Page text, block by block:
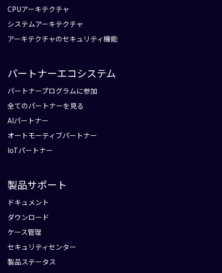
CPUアーキテクチャ
システムアーキテクチャ
アーキテクチャのセキュリティ機能
パートナーエコシステム
パートナープログラムに参加
全てのパートナーを見る
AIパートナー
オートモーティブパートナー
IoTパートナー
製品サポート
ドキュメント
ダウンロード
ケース管理
セキュリティセンター
製品ステータス